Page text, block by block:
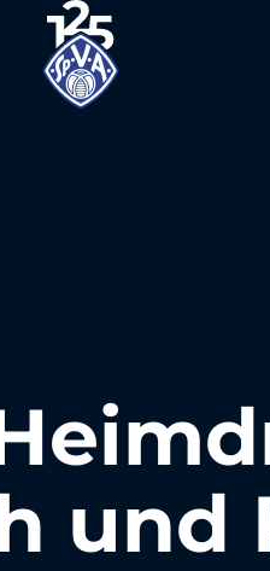
und